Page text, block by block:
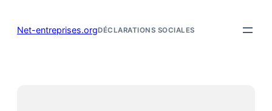
Net-entreprises.orgDÉCLARATIONS SOCIALES